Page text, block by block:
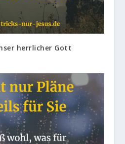
herrlicher Gott